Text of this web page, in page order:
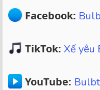
Facebook:
TikTok: Xế yêu
YouTube: